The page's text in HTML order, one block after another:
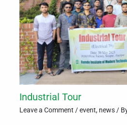
Industrial Tour
Leave a Comment /event, news /